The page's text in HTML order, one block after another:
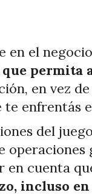
en el
permita
en vez
te enfrentás
del
en cuenta
incluso